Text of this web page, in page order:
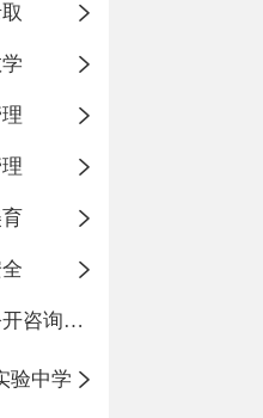
信息公开咨询指南
验中学